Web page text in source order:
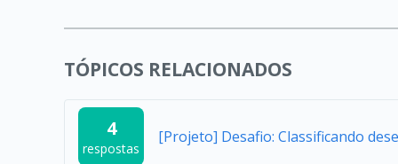
TÓPICOS RELACIONADOS
4
respostas
[Projeto] Desafio: Classificando